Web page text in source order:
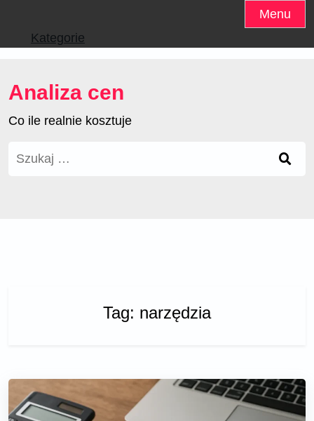
content
Menu
Kategorie
Analiza cen
Co ile realnie kosztuje
Szukaj:
Tag: narzędzia